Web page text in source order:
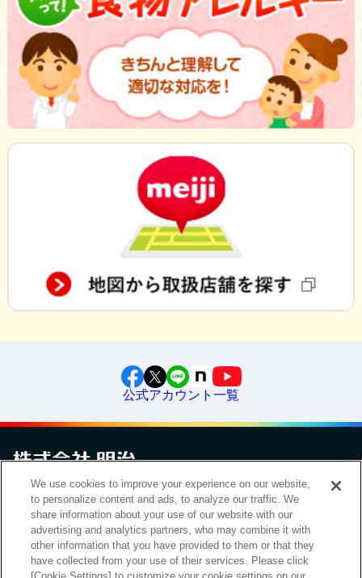
公式アカウント一覧
お問い合わせサイトマップ個人情報保護について電子公告
アクセシビリティへの対応方針ご利用規約明治グループのDX
Cookie Settings
We use cookies to improve your experience on our website,
to personalize content and ads, to analyze our traffic. We
share information about your use of our website with our
advertising and analytics partners, who may combine it with
other information that you have provided to them or that they
have collected from your use of their services. Please click